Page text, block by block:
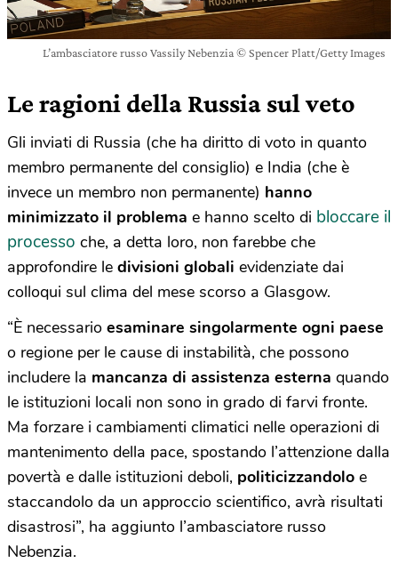
L’ambasciatore russo Vassily Nebenzia © Spencer Platt/Getty Images
Le ragioni della Russia sul veto
Gli inviati di Russia (che ha diritto di voto in quanto
membro permanente del consiglio) e India (che è
invece un membro non permanente) hanno
minimizzato il problema e hanno scelto di bloccare il
processo che, a detta loro, non farebbe che
approfondire le divisioni globali evidenziate dai
colloqui sul clima del mese scorso a Glasgow.
“È necessario esaminare singolarmente ogni paese
o regione per le cause di instabilità, che possono
includere la mancanza di assistenza esterna quando
le istituzioni locali non sono in grado di farvi fronte.
Ma forzare i cambiamenti climatici nelle operazioni di
mantenimento della pace, spostando l’attenzione dalla
povertà e dalle istituzioni deboli, politicizzandolo e
staccandolo da un approccio scientifico, avrà risultati
disastrosi”, ha aggiunto l’ambasciatore russo
Nebenzia.